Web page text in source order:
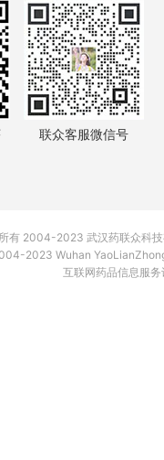
联众客服微信号
有 2004-2023 武汉药联众科
2023 Wuhan
互联网药品信息服